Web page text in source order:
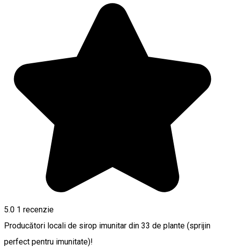
5.0 1 recenzie
Producători locali de sirop imunitar din 33 de plante (sprijin
perfect pentru imunitate)!